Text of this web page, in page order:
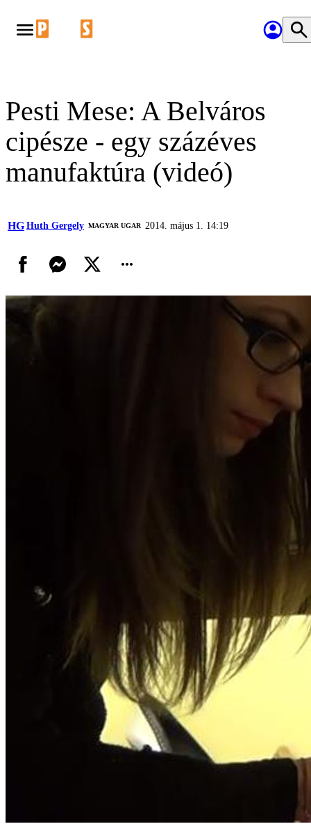
Pesti Mese: A Belváros
cipésze - egy százéves
manufaktúra (videó)
HG Huth Gergely MAGYAR UGAR 2014. május 1. 14:19